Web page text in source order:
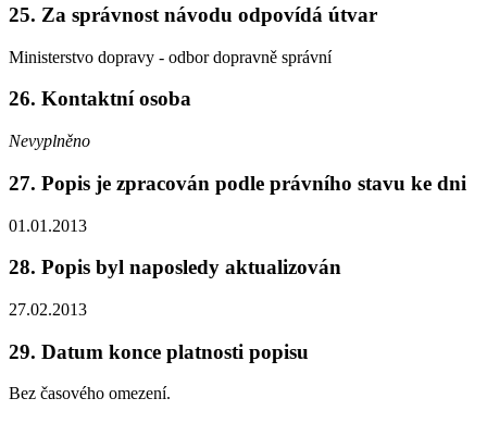
25. Za správnost návodu odpovídá útvar
Ministerstvo dopravy - odbor dopravně správní
26. Kontaktní osoba
Nevyplněno
27. Popis je zpracován podle právního stavu ke dni
01.01.2013
28. Popis byl naposledy aktualizován
27.02.2013
29. Datum konce platnosti popisu
Bez časového omezení.